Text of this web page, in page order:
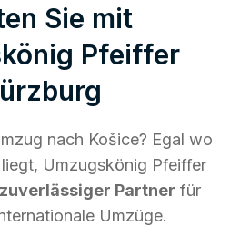
Sie mit
Pfeiffer
nach Košice? Egal wo
Umzugskönig Pfeiffer
Partner für
Umzüge.